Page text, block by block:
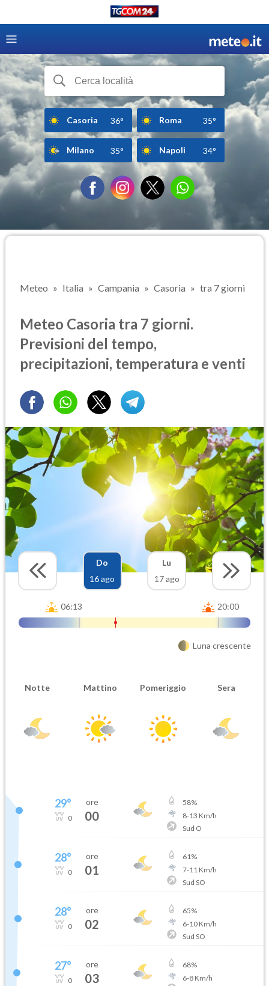
Casoria 36° Roma 35°
Milano 35° Napoli 34°
Meteo Italia Campania Casoria tra 7 giorni
Meteo Casoria tra 7 giorni.
Previsioni del tempo,
precipitazioni, temperatura e venti
Do
16 ago
Lu
17 ago
06:13 20:00
Luna crescente
Notte Mattino Pomeriggio Sera
29°
0
ore
00
58%
8-13 Km/h
Sud O
28°
0
ore
01
61%
7-11 Km/h
Sud SO
28°
0
ore
02
65%
6-10Km/h
Sud SO
27°
0
ore
03
68%
6-8Km/h